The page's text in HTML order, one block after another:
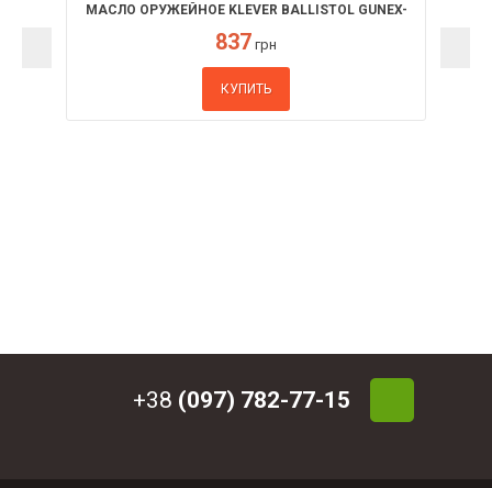
МАСЛО ОРУЖЕЙНОЕ KLEVER BALLISTOL GUNEX-
837 грн
КУПИТЬ
+38 (097) 782-77-15